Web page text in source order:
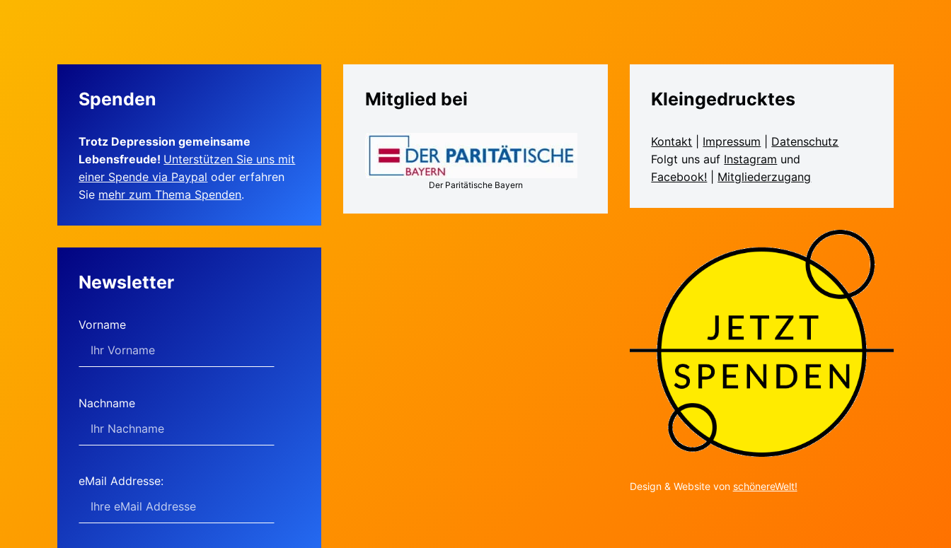
Spenden
Trotz Depression gemeinsame
Lebensfreude! Unterstützen Sie uns mit
einer Spende via Paypal oder erfahren
Sie mehr zum Thema Spenden.
Newsletter
Vorname
Nachname
eMail Addresse:
Mitglied bei
Der Paritätische Bayern
Kleingedrucktes
Kontakt Impressum
Daten­schutz
Folgt uns auf Instagram und
Facebook!
Mitglieder­zugang
Design & Website von schönereWelt!